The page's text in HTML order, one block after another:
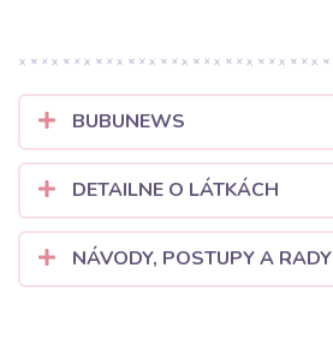
BUBUNEWS
DETAILNE O LÁTKÁCH
NÁVODY, POSTUPY A RADY